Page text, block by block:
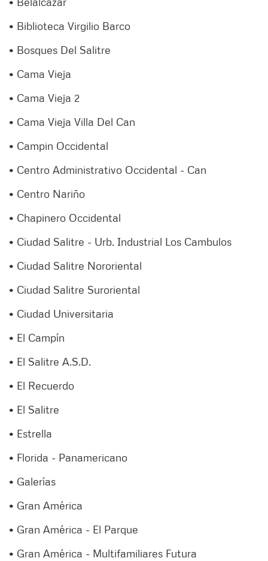
• Biblioteca Virgilio Barco
• Bosques Del Salitre
• Cama Vieja
• Cama Vieja 2
• Cama Vieja Villa Del Can
• Campin Occidental
• Centro Administrativo Occidental - Can
• Centro Nariño
• Chapinero Occidental
• Ciudad Salitre - Urb. Industrial Los Cambulos
• Ciudad Salitre Nororiental
• Ciudad Salitre Suroriental
• Ciudad Universitaria
• El Campín
• El Salitre A.S.D.
• El Recuerdo
• El Salitre
• Estrella
• Florida - Panamericano
• Galerías
• Gran América
• Gran América - El Parque
• Gran América - Multifamiliares Futura